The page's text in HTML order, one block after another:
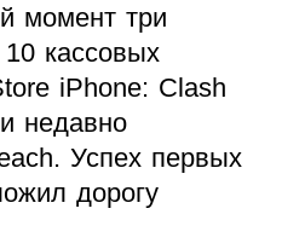
момент три
кассовых
iPhone: Clash
недавно
Успех первых
дорогу